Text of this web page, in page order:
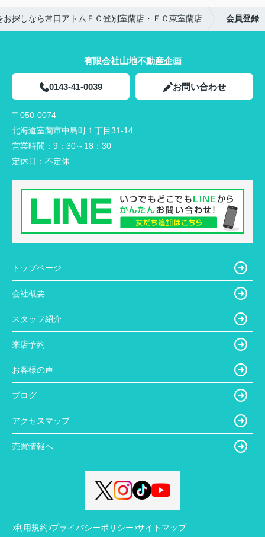
探しなら常口アトムＦＣ登別室蘭店・ＦＣ東室蘭店 会員登録
有限会社山地不動産企画
0143-41-0039 お問い合わせ
〒050-0074
北海道室蘭市中島町１丁目31-14
営業時間： 9：30～18：30
定休日： 不定休
トップページ
会社概要
スタッフ紹介
来店予約
お客様の声
ブログ
アクセスマップ
売買情報へ
利用規約 プライバシーポリシー サイトマップ